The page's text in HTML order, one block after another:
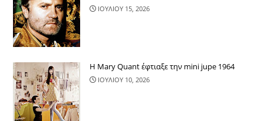
ΙΟΥΛΙΟΥ 15, 2026
Η Mary Quant έφτιαξε την mini jupe 1964
ΙΟΥΛΙΟΥ 10, 2026